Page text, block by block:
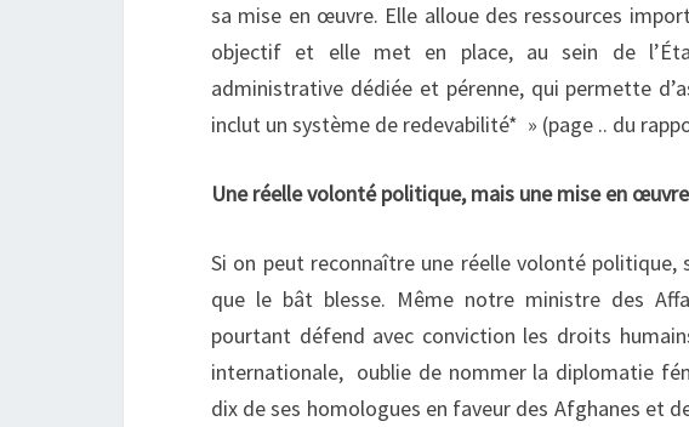
sa mise en œuvre. Elle alloue des ressources
objectif et elle met en place, au sein de
administrative dédiée et pérenne, qui permette
inclut un système de redevabilité* » (page .. du
Une réelle volonté politique, mais une mise en
Si on peut reconnaître une réelle volonté politique,
que le bât blesse. Même notre ministre des
pourtant défend avec conviction les droits
internationale, oublie de nommer la diplomatie
dix de ses homologues en faveur des Afghanes et